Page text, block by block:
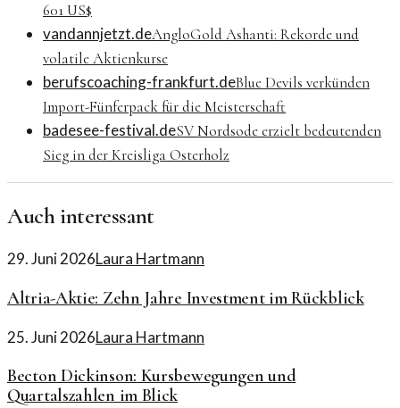
601 US$
vandannjetzt.deAngloGold Ashanti: Rekorde und
volatile Aktienkurse
berufscoaching-frankfurt.deBlue Devils verkünden
Import-Fünferpack für die Meisterschaft
badesee-festival.deSV Nordsode erzielt bedeutenden
Sieg in der Kreisliga Osterholz
Auch interessant
29. Juni 2026Laura Hartmann
Altria-Aktie: Zehn Jahre Investment im Rückblick
25. Juni 2026Laura Hartmann
Becton Dickinson: Kursbewegungen und
Quartalszahlen im Blick